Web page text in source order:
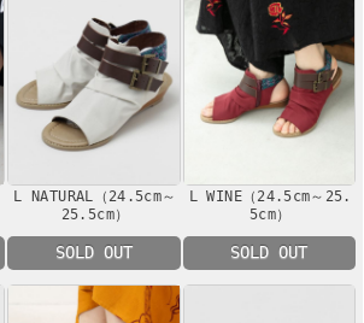
L NATURAL（24.5cm～
25.5cm）
SOLD OUT
L WINE（24.5cm～25.
5cm）
SOLD OUT